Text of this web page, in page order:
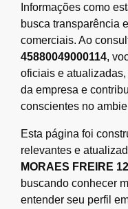
Informações como
busca transparência
comerciais. Ao
45880049000114,
oficiais e
da empresa e
conscientes no
Esta página foi
relevantes e
MORAES FREIRE
buscando conhecer
entender seu perfil